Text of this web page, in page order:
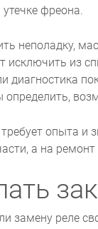
фреона.
неполадку,
исключить из
диагностика
определить,
опыта и
а на
замену реле